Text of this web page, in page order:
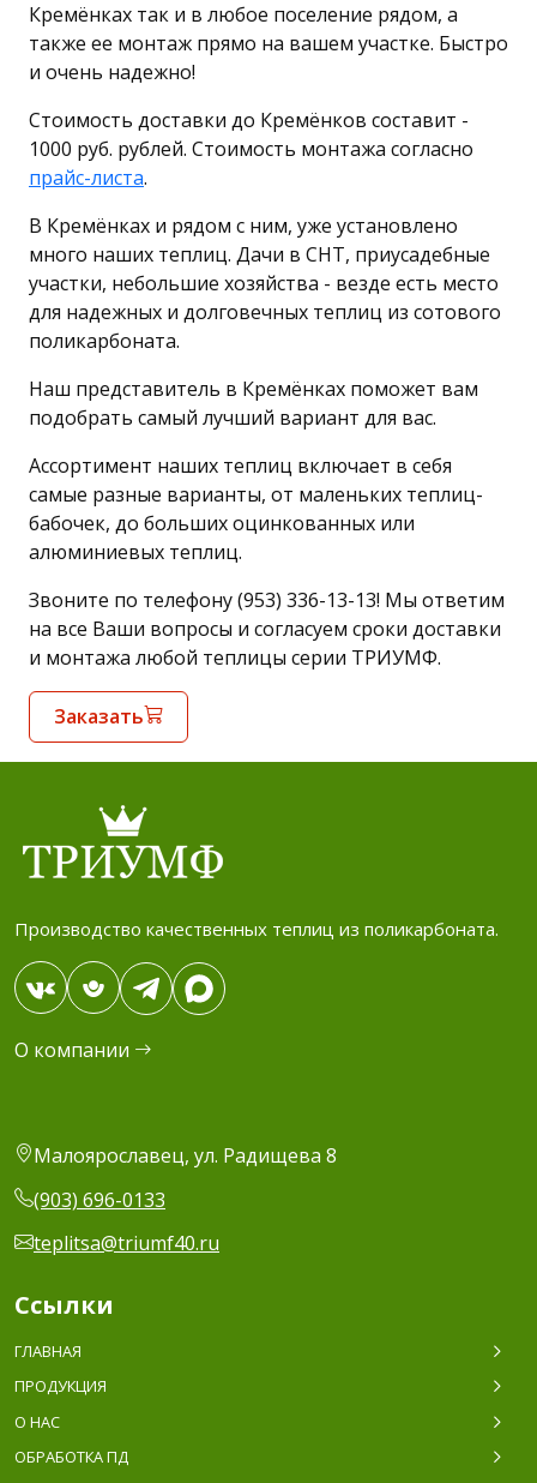
Кремёнках так и в любое поселение рядом, а
также ее монтаж прямо на вашем участке. Быстро
и очень надежно!
Стоимость доставки до Кремёнков составит -
1000 руб. рублей. Стоимость монтажа согласно
прайс-листа.
В Кремёнках и рядом с ним, уже установлено
много наших теплиц. Дачи в СНТ, приусадебные
участки, небольшие хозяйства - везде есть место
для надежных и долговечных теплиц из сотового
поликарбоната.
Наш представитель в Кремёнках поможет вам
подобрать самый лучший вариант для вас.
Ассортимент наших теплиц включает в себя
самые разные варианты, от маленьких теплиц-
бабочек, до больших оцинкованных или
алюминиевых теплиц.
Звоните по телефону (953) 336-13-13! Мы ответим
на все Ваши вопросы и согласуем сроки доставки
и монтажа любой теплицы серии ТРИУМФ.
Заказать
Производство качественных теплиц из поликарбоната.
О компании
Малоярославец, ул. Радищева 8
(903) 696-0133
teplitsa@triumf40.ru
Ссылки
ГЛАВНАЯ
ПРОДУКЦИЯ
О НАС
ОБРАБОТКА ПД